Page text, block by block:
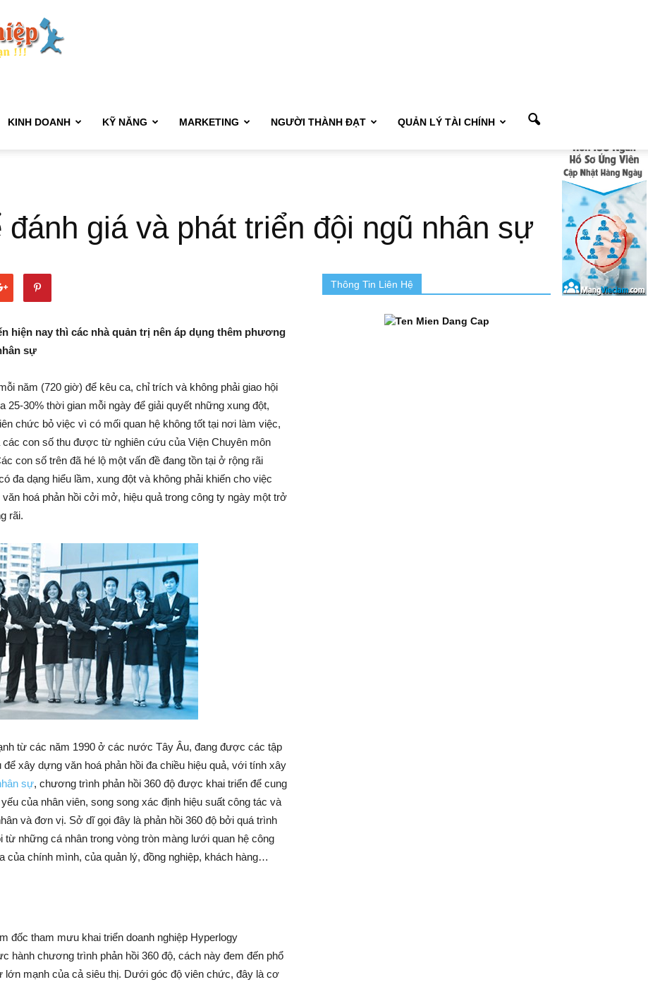
–
Khởi
Nghiệp
Làm
Giàu
–
Kỹ
Năng
KINH DOANH KỸ NĂNG MARKETING NGƯỜI THÀNH ĐẠT QUẢN LÝ TÀI CHÍNH
giá và phát triển đội ngũ nhân sự
hiện nay thì các nhà quản trị nên áp dụng thêm phương
sự
năm (720 giờ) để kêu ca, chỉ trích và không phải giao hội
25-30% thời gian mỗi ngày để giải quyết những xung đột,
chức bỏ việc vì có mối quan hệ không tốt tại nơi làm việc,
con số thu được từ nghiên cứu của Viện Chuyên môn
con số trên đã hé lộ một vấn đề đang tồn tại ở rộng rãi
đa dạng hiểu lầm, xung đột và không phải khiến cho việc
hoá phản hồi cởi mở, hiệu quả trong công ty ngày một trở
rãi.
từ các năm 1990 ở các nước Tây Âu, đang được các tập
xây dựng văn hoá phản hồi đa chiều hiệu quả, với tính xây
sự, chương trình phản hồi 360 độ được khai triển để cung
của nhân viên, song song xác định hiệu suất công tác và
và đơn vị. Sở dĩ gọi đây là phản hồi 360 độ bởi quá trình
từ những cá nhân trong vòng tròn màng lưới quan hệ công
của chính mình, của quản lý, đồng nghiệp, khách hàng…
đốc tham mưu khai triển doanh nghiệp Hyperlogy
hành chương trình phản hồi 360 độ, cách này đem đến phổ
lớn mạnh của cả siêu thị. Dưới góc độ viên chức, đây là cơ
Thông Tin Liên Hệ